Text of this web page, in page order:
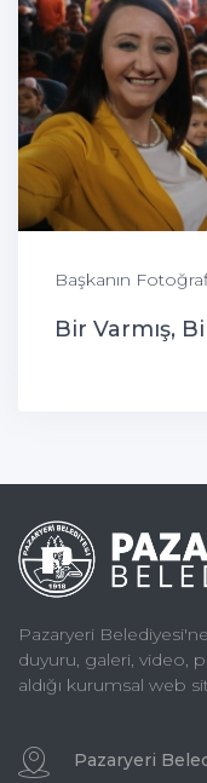
Başkanın
Bir Varmış,
Pazaryeri
duyuru, galeri, video,
aldığı kurumsal web
Pazaryeri